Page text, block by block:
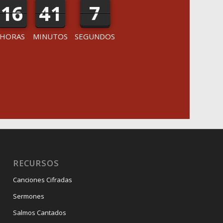
16
16
HORAS
41
41
MINUTOS
7
7
8
SEGUNDOS
RECURSOS
Canciones Cifradas
Sermones
Salmos Cantados